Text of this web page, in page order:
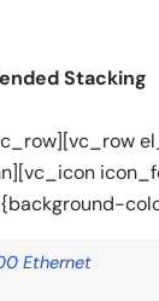
Stacking
Ethernet